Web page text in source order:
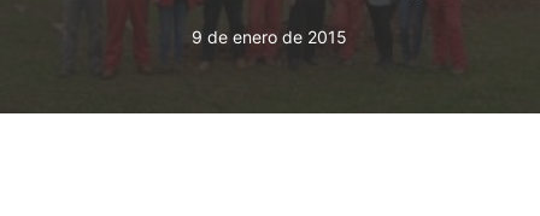
9 de enero de 2015